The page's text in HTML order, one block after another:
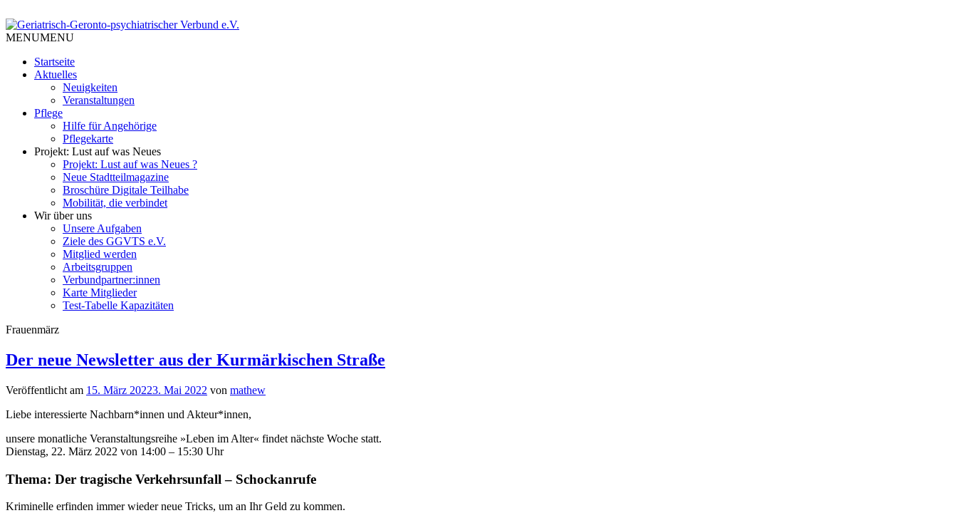
to
content
Geriatrisch-Geronto-psychiatrischer Verbund e.V.
Tempelhof Schöneberg
MENUMENU
Startseite
Aktuelles
Neuigkeiten
Veranstaltungen
Pflege
Hilfe für Angehörige
Pflegekarte
Projekt: Lust auf was Neues
Projekt: Lust auf was Neues ?
Neue Stadtteilmagazine
Broschüre Digitale Teilhabe
Mobilität, die verbindet
Wir über uns
Unsere Aufgaben
Ziele des GGVTS e.V.
Mitglied werden
Arbeitsgruppen
Verbundpartner:innen
Karte Mitglieder
Test-Tabelle Kapazitäten
Frauenmärz
Der neue Newsletter aus der Kurmärkischen Straße
Veröffentlicht am 15. März 20223. Mai 2022 von mathew
Liebe interessierte Nachbarn*innen und Akteur*innen,
unsere monatliche Veranstaltungsreihe »Leben im Alter« findet nächste Woche statt.
Dienstag, 22. März 2022 von 14:00 – 15:30 Uhr
Thema: Der tragische Verkehrsunfall – Schockanrufe
Kriminelle erfinden immer wieder neue Tricks, um an Ihr Geld zu kommen.